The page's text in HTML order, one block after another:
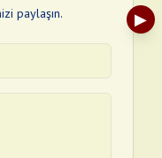
paylaşın. ▶